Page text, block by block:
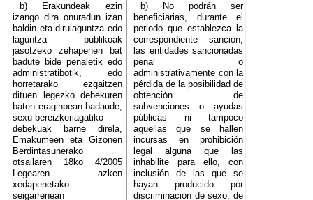
b) Erakundeak ezin
izango dira onuradun izan
baldin eta dirulaguntza edo
laguntza publikoak
jasotzeko zehapenen bat
badute bide penaletik edo
administratibotik, edo
horretarako ezgaitzen
dituen legezko debekuren
baten eraginpean badaude,
sexu-bereizkeriagatiko
debekuak barne direla,
Emakumeen eta Gizonen
Berdintasunerako
otsailaren 18ko 4/2005
Legearen azken
xedapenetako
seigarrenean
b) No podrán ser
beneficiarias, durante el
periodo que establezca la
correspondiente sanción,
las entidades sancionadas
penal o
administrativamente con la
pérdida de la posibilidad de
obtención de
subvenciones o ayudas
públicas ni tampoco
aquellas que se hallen
incursas en prohibición
legal alguna que las
inhabilite para ello, con
inclusión de las que se
hayan producido por
discriminación de sexo, de